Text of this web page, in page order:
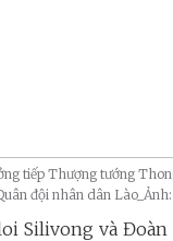
tiếp Thượng tướng
đội nhân dân
Silivong và Đoàn